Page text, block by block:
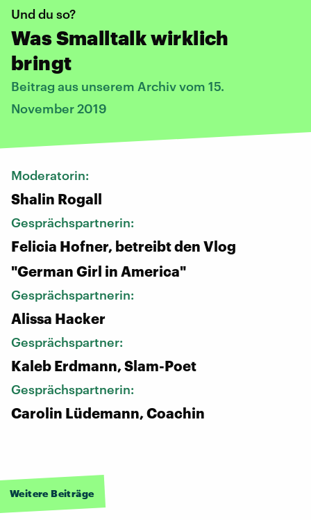
Und du so?
Was Smalltalk wirklich
bringt
Beitrag aus unserem Archiv vom 15.
November 2019
Moderatorin:
Shalin Rogall
Gesprächspartnerin:
Felicia Hofner, betreibt den Vlog
"German Girl in America"
Gesprächspartnerin:
Alissa Hacker
Gesprächspartner:
Kaleb Erdmann, Slam-Poet
Gesprächspartnerin:
Carolin Lüdemann, Coachin
Weitere Beiträge